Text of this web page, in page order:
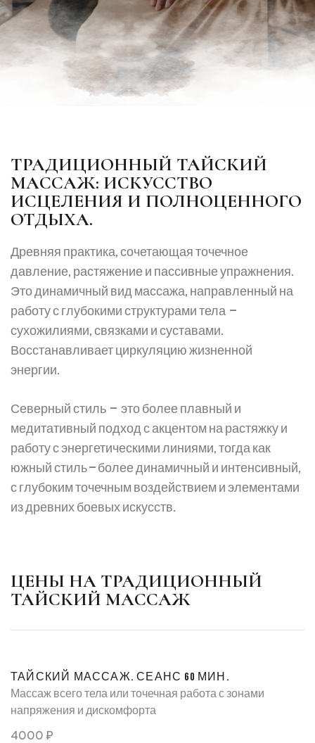
ТРАДИЦИОННЫЙ ТАЙСКИЙ
МАССАЖ: ИСКУССТВО
ИСЦЕЛЕНИЯ И ПОЛНОЦЕННОГО
ОТДЫХА.
Древняя практика, сочетающая точечное
давление, растяжение и пассивные упражнения.
Это динамичный вид массажа, направленный на
работу с глубокими структурами тела —
сухожилиями, связками и суставами.
Восстанавливает циркуляцию жизненной
энергии.
Северный стиль — это более плавный и
медитативный подход с акцентом на растяжку и
работу с энергетическими линиями, тогда как
южный стиль — более динамичный и интенсивный,
с глубоким точечным воздействием и элементами
из древних боевых искусств.
ЦЕНЫ НА ТРАДИЦИОННЫЙ
ТАЙСКИЙ МАССАЖ
ТАЙСКИЙ МАССАЖ. СЕАНС 60 МИН.
Массаж всего тела или точечная работа с зонами
напряжения и дискомфорта
4000 ₽